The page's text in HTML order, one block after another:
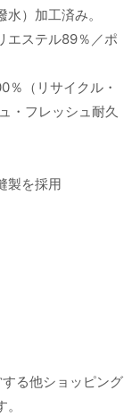
）加工済み。
エステル89％／ポ
％（リサイクル・
・フレッシュ耐久
製を採用
る他ショッピング